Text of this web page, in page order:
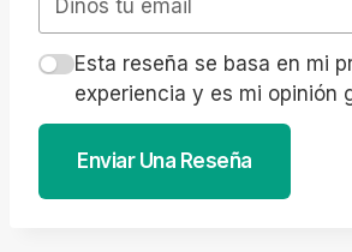
Esta reseña se basa en mi
experiencia y es mi opinión
Enviar Una Reseña